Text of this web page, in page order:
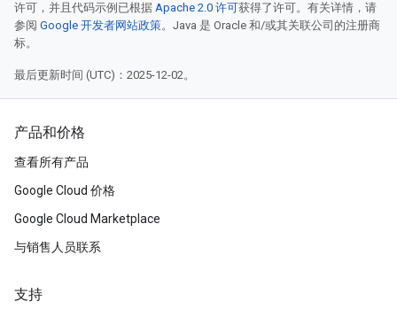
许可，并且代码示例已根据 Apache 2.0 许可获得了许可。有关详情，请
参阅 Google 开发者网站政策。Java 是 Oracle 和/或其关联公司的注册商
标。
最后更新时间 (UTC)：2025-12-02。
产品和价格
查看所有产品
Google Cloud 价格
Google Cloud Marketplace
与销售人员联系
支持